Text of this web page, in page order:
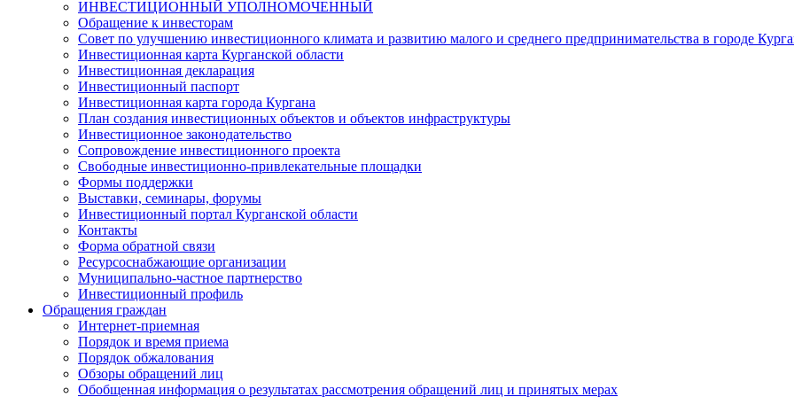
ИНВЕСТИЦИОННЫЙ УПОЛНОМОЧЕННЫЙ
Обращение к инвесторам
Совет по улучшению инвестиционного климата и развитию малого и среднего предпринимательства в городе
Инвестиционная карта Курганской области
Инвестиционная декларация
Инвестиционный паспорт
Инвестиционная карта города Кургана
План создания инвестиционных объектов и объектов инфраструктуры
Инвестиционное законодательство
Сопровождение инвестиционного проекта
Свободные инвестиционно-привлекательные площадки
Формы поддержки
Выставки, семинары, форумы
Инвестиционный портал Курганской области
Контакты
Форма обратной связи
Ресурсоснабжающие организации
Муниципально-частное партнерство
Инвестиционный профиль
Обращения граждан
Интернет-приемная
Порядок и время приема
Порядок обжалования
Обзоры обращений лиц
Обобщенная информация о результатах рассмотрения обращений лиц и принятых мерах